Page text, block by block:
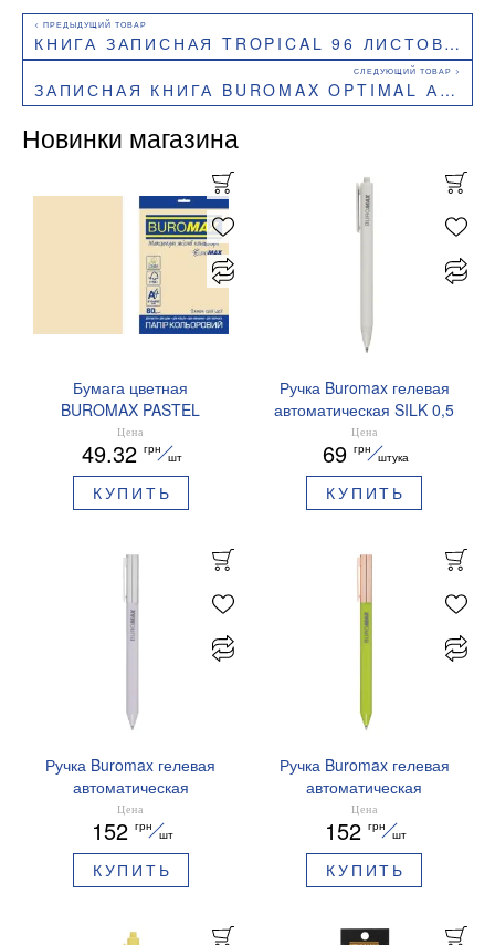
КНИГА ЗАПИСНАЯ TROPICAL 96 ЛИСТОВ В КЛЕТКУ 136Х207 ММ BUROMAX BM.255112
ЗАПИСНАЯ КНИГА BUROMAX OPTIMAL А5 64 ЛИСТОВ КЛЕТКА BM.25514101
Новинки магазина
Бумага цветная
BUROMAX PASTEL
EUROMAX 20 арк А4 80 г/
мс BM.2721220E-08
Цена
49.32 грн
шт
КУПИТЬ
Ручка Buromax гелевая
автоматическая SILK 0,5
мм синие чернила
BM.83100
Цена
69 грн
штука
КУПИТЬ
Ручка Buromax гелевая
автоматическая
PRESTIGE SILVER 0,5 мм
синие чернила BM.83102
Цена
152 грн
шт
КУПИТЬ
Ручка Buromax гелевая
автоматическая
PRESTIGE GOLD 0,5 мм
синие чернила BM.83101
Цена
152 грн
шт
КУПИТЬ